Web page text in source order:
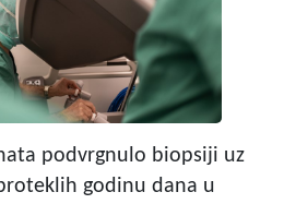
podvrgnulo biopsiji uz
godinu dana u